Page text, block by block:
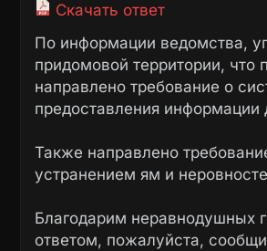
Скачать ответ
По информации ведомства,
придомовой территории,
направлено требование о
предоставления информации
Также направлено
устранением ям и
Благодарим неравнодушных
ответом, пожалуйста,